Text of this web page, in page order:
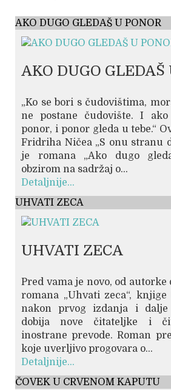
AKO DUGO GLEDAŠ U PONOR
AKO DUGO GLEDAŠ
„Ko se bori s čudovištima,
ne postane čudovište. I
ponor, i ponor gleda u tebe.“
Fridriha Ničea „S onu stranu
je romana „Ako dugo
obzirom na sadržaj o...
Detaljnije...
UHVATI ZECA
UHVATI ZECA
Pred vama je novo, od
romana „Uhvati zeca“,
nakon prvog izdanja i dalje
dobija nove čitateljke i
inostrane prevode. Roman
koje uverljivo progovara o...
Detaljnije...
ČOVEK U CRVENOM KAPUTU